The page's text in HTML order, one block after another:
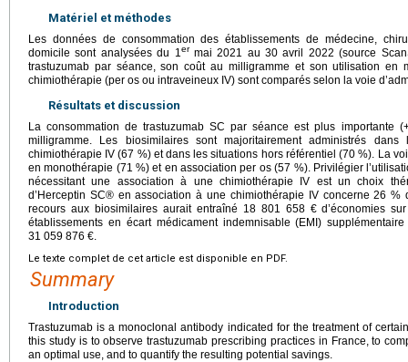
Matériel et méthodes
Les données de consommation des établissements de médecine,
domicile sont analysées du 1 ermai 2021 au 30 avril 2022 (source
trastuzumab par séance, son coût au milligramme et son utilisation en
chimiothérapie (per os ou intraveineux IV) sont comparés selon la voie
Résultats et discussion
La consommation de trastuzumab SC par séance est plus importante
milligramme. Les biosimilaires sont majoritairement administrés
chimiothérapie IV (67 %) et dans les situations hors référentiel (70 %). La
en monothérapie (71 %) et en association per os (57 %). Privilégier
nécessitant une association à une chimiothérapie IV est un choix
d’Herceptin SC® en association à une chimiothérapie IV concerne 26 %
recours aux biosimilaires aurait entraîné 18 801 658 € d’économies
établissements en écart médicament indemnisable (EMI)
31 059 876 €.
Le texte complet de cet article est disponible en PDF.
Summary
Introduction
Trastuzumab is a monoclonal antibody indicated for the treatment of
this study is to observe trastuzumab prescribing practices in France, to
an optimal use, and to quantify the resulting potential savings.